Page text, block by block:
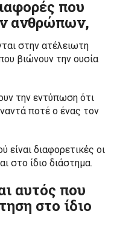
που
ανθρώπων,
στην ατέλειωτη
βιώνουν την ουσία
την εντύπωση ότι
ποτέ ο ένας τον
είναι διαφορετικές οι
στο ίδιο διάστημα.
αυτός που
στο ίδιο